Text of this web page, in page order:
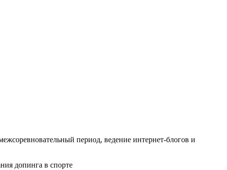
период, ведение интернет-блогов и
допинга в спорте